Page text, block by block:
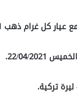
ذهب 21 22 24 18 14 12.
2021.